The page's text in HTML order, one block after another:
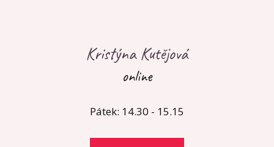
Kristýna Kutějová
online
Pátek: 14.30 - 15.15